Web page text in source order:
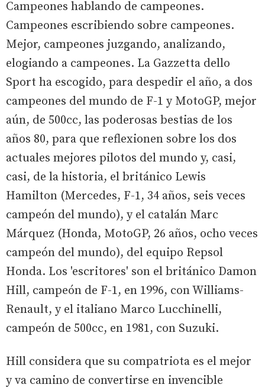
Campeones hablando de campeones.
Campeones escribiendo sobre campeones.
Mejor, campeones juzgando, analizando,
elogiando a campeones. La Gazzetta dello
Sport ha escogido, para despedir el año, a dos
campeones del mundo de F-1 y MotoGP, mejor
aún, de 500cc, las poderosas bestias de los
años 80, para que reflexionen sobre los dos
actuales mejores pilotos del mundo y, casi,
casi, de la historia, el británico Lewis
Hamilton (Mercedes, F-1, 34 años, seis veces
campeón del mundo), y el catalán Marc
Márquez (Honda, MotoGP, 26 años, ocho veces
campeón del mundo), del equipo Repsol
Honda. Los 'escritores' son el británico Damon
Hill, campeón de F-1, en 1996, con Williams-
Renault, y el italiano Marco Lucchinelli,
campeón de 500cc, en 1981, con Suzuki.
Hill considera que su compatriota es el mejor
y va camino de convertirse en invencible